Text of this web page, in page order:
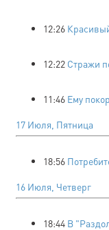
12:26
12:22 Стражи
11:46 Ему
17 Июля, Пятница
18:56
16 Июля, Четверг
18:44 В